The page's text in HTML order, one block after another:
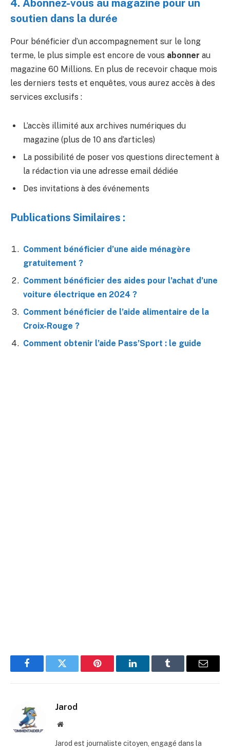
4. Abonnez-vous au magazine pour un
soutien dans la durée
Pour bénéficier d’un accompagnement sur le long
terme, le plus simple est encore de vous abonner au
magazine 60 Millions. En plus de recevoir chaque mois
les derniers tests et enquêtes, vous aurez accès à des
services exclusifs :
L’accès illimité aux archives numériques du
magazine (plus de 10 ans d’articles)
La possibilité de poser vos questions directement à
la rédaction via une adresse email dédiée
Des invitations à des événements
Publications Similaires :
Comment bénéficier d’une aide ménagère
gratuitement ?
Comment bénéficier des aides pour l’achat d’une
voiture électrique en 2024 ?
Comment bénéficier de l’aide alimentaire de la
Croix-Rouge ?
Comment obtenir l’aide Pass’Sport : le guide
FacebookTwitter Pinterest LinkedInTumblr
E-
Jarod
Site
Jarod est journaliste citoyen, engagé dans la